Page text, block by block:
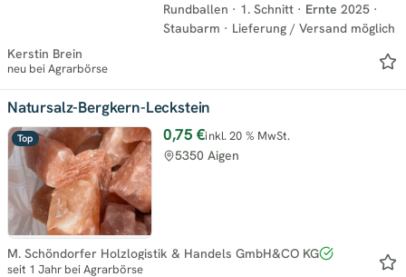
Rundballen · 1. Schnitt · Ernte 2025 ·
Staubarm · Lieferung / Versand möglich
Kerstin Brein
neu bei Agrarbörse
Top
Natursalz-Bergkern-Leckstein
0,75 €inkl. 20 % MwSt.
5350 Aigen
M. Schöndorfer Holzlogistik & Handels GmbH&CO KG
seit 1 Jahr bei Agrarbörse